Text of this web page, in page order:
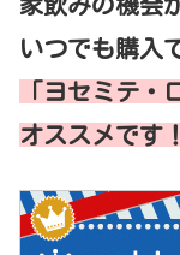
いつでも購入
「ヨセミテ・
オススメです！